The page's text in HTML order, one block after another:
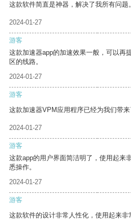
这款软件简直是神器，解决了我所有问题。
2024-01-27
游客
这款加速器app的加速效果一般，可以再
区的线路。
2024-01-27
游客
这款加速器VPM应用程序已经为我们带来
2024-01-27
游客
这款app的用户界面简洁明了，使用起来
悉操作。
2024-01-27
游客
这款软件的设计非常人性化，使用起来非